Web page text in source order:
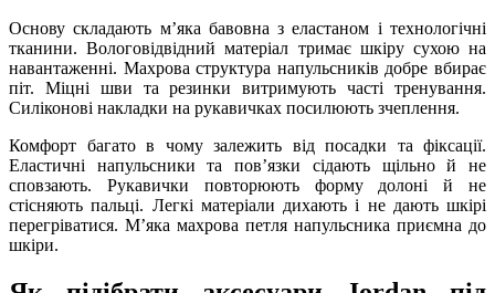
Основу складають мʼяка бавовна з еластаном і технологічні
тканини. Вологовідвідний матеріал тримає шкіру сухою на
навантаженні. Махрова структура напульсників добре вбирає
піт. Міцні шви та резинки витримують часті тренування.
Силіконові накладки на рукавичках посилюють зчеплення.
Комфорт багато в чому залежить від посадки та фіксації.
Еластичні напульсники та повʼязки сідають щільно й не
сповзають. Рукавички повторюють форму долоні й не
стісняють пальці. Легкі матеріали дихають і не дають шкірі
перегріватися. Мʼяка махрова петля напульсника приємна до
шкіри.